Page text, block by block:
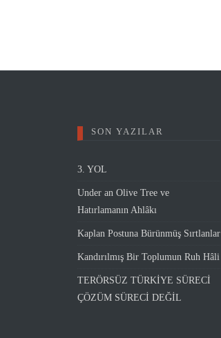
SON YAZILAR
3. YOL
Under an Olive Tree ve
Hatırlamanın Ahlâkı
Kaplan Postuna Bürünmüş Sırtlanlar
Kandırılmış Bir Toplumun Ruh Hâli
TERÖRSÜZ TÜRKİYE SÜRECİ
ÇÖZÜM SÜRECİ DEĞİL